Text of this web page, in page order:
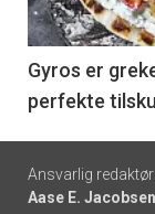
-
6
Gyros er
perfekte
Footer
Ansvarlig redaktør:
Aase E. Jacobsen